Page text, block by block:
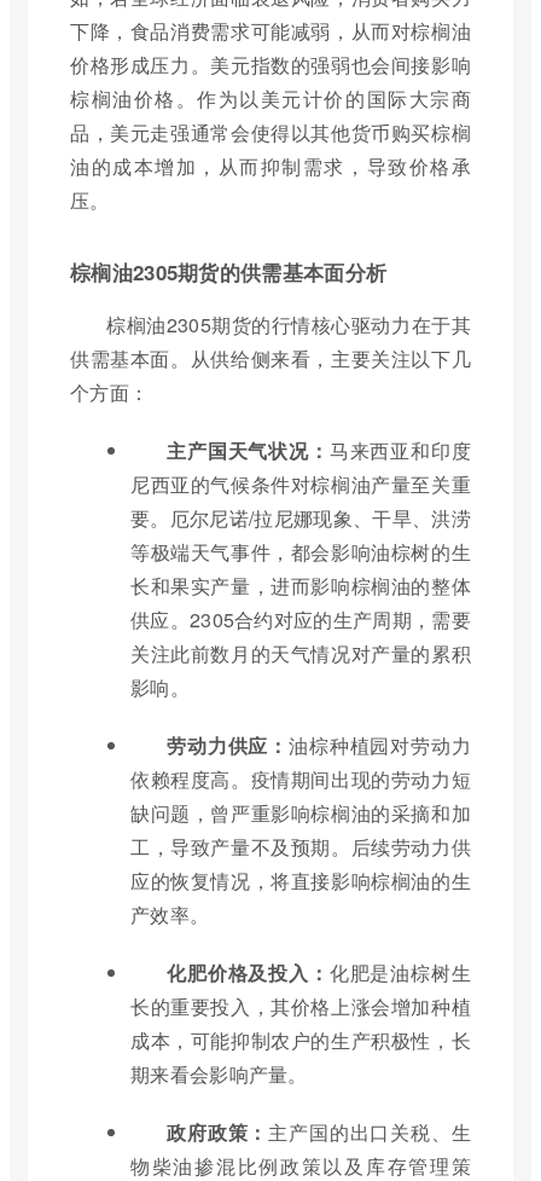
下降，食品消费需求可能减弱，从而对棕榈油
价格形成压力。美元指数的强弱也会间接影响
棕榈油价格。作为以美元计价的国际大宗商
品，美元走强通常会使得以其他货币购买棕榈
油的成本增加，从而抑制需求，导致价格承
压。
棕榈油2305期货的供需基本面分析
棕榈油2305期货的行情核心驱动力在于其
供需基本面。从供给侧来看，主要关注以下几
个方面：
主产国天气状况： 马来西亚和印度
尼西亚的气候条件对棕榈油产量至关重
要。厄尔尼诺/拉尼娜现象、干旱、洪涝
等极端天气事件，都会影响油棕树的生
长和果实产量，进而影响棕榈油的整体
供应。2305合约对应的生产周期，需要
关注此前数月的天气情况对产量的累积
影响。
劳动力供应：油棕种植园对劳动力
依赖程度高。疫情期间出现的劳动力短
缺问题，曾严重影响棕榈油的采摘和加
工，导致产量不及预期。后续劳动力供
应的恢复情况，将直接影响棕榈油的生
产效率。
化肥价格及投入： 化肥是油棕树生
长的重要投入，其价格上涨会增加种植
成本，可能抑制农户的生产积极性，长
期来看会影响产量。
政府政策： 主产国的出口关税、生
物柴油掺混比例政策以及库存管理策